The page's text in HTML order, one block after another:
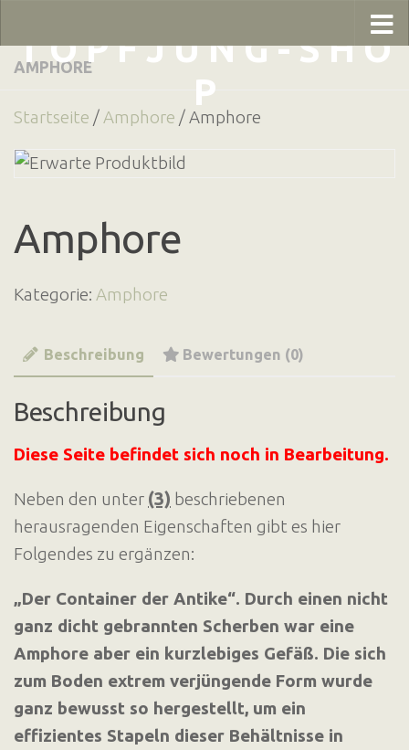
T O P F J U N G - S H O
P
AMPHORE
Startseite / Amphore / Amphore
Amphore
Kategorie: Amphore
Beschreibung Bewertungen (0)
Beschreibung
Diese Seite befindet sich noch in Bearbeitung.
Neben den unter (3) beschriebenen
herausragenden Eigenschaften gibt es hier
Folgendes zu ergänzen:
„Der Container der Antike“. Durch einen nicht
ganz dicht gebrannten Scherben war eine
Amphore aber ein kurzlebiges Gefäß. Die sich
zum Boden extrem verjüngende Form wurde
ganz bewusst so hergestellt, um ein
effizientes Stapeln dieser Behältnisse in